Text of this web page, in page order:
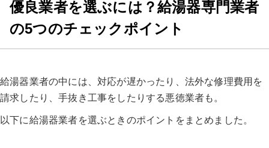
優良業者を選ぶには？給湯器専門業者
の5つのチェックポイント
給湯器業者の中には、対応が遅かったり、法外な修理費用を
請求したり、手抜き工事をしたりする悪徳業者も。
以下に給湯器業者を選ぶときのポイントをまとめました。